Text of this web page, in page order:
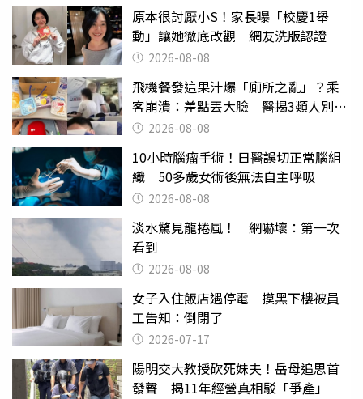
原本很討厭小S！家長曝「校慶1舉
動」讓她徹底改觀 網友洗版認證
2026-08-08
飛機餐發這果汁爆「廁所之亂」？乘
客崩潰：差點丟大臉 醫揭3類人別亂
喝 2026-08-08
10小時腦瘤手術！日醫誤切正常腦組
織 50多歲女術後無法自主呼吸
2026-08-08
淡水驚見龍捲風！ 網嚇壞：第一次
看到
2026-08-08
女子入住飯店遇停電 摸黑下樓被員
工告知：倒閉了
2026-07-17
陽明交大教授砍死妹夫！岳母追思首
發聲 揭11年經營真相駁「爭產」